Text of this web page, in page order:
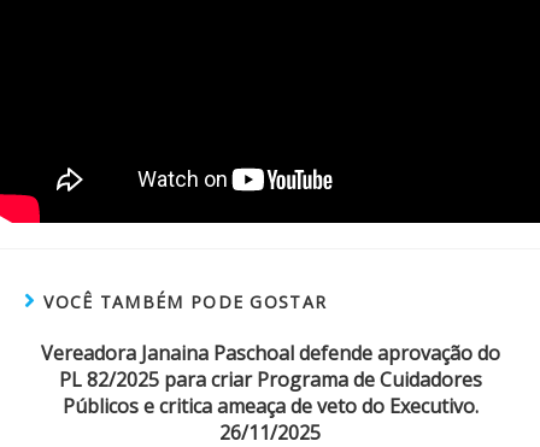
VOCÊ TAMBÉM PODE GOSTAR
Vereadora Janaina Paschoal defende aprovação do
PL 82/2025 para criar Programa de Cuidadores
Públicos e critica ameaça de veto do Executivo.
26/11/2025